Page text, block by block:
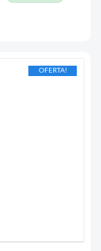
OFERTA!